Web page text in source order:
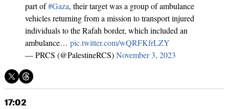
part of#Gaza, their target was a group of ambulance
vehicles returning from a mission to transport injured
individuals to the Rafah border, which included an
ambulance… pic.twitter.com/wQRFKfrLZY
— PRCS (@PalestineRCS)November 3, 2023
17:02